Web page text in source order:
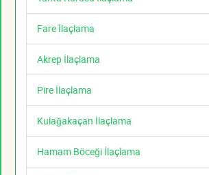
Fare İlaçlama
Akrep İlaçlama
Pire İlaçlama
Kulağakaçan İlaçlama
Hamam Böceği İlaçlama